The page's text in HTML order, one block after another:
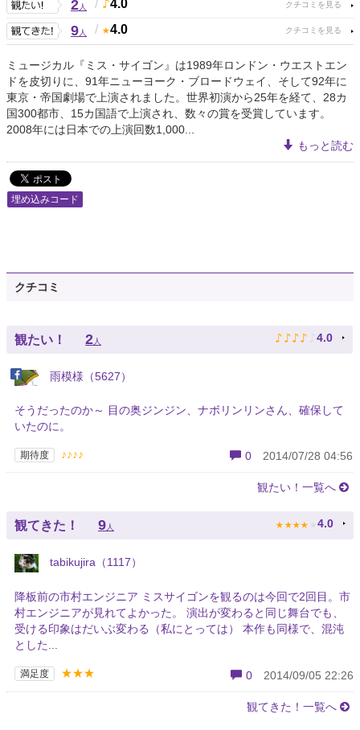
2人 / 4.0
9人 / 4.0
ミュージカル『ミス・サイゴン』は1989年ロンドン・ウエストエン
ドを皮切りに、91年ニューヨーク・ブロードウェイ、そして92年に
東京・帝国劇場で上演されました。世界初演から25年を経て、28カ
国300都市、15カ国語で上演され、数々の賞を受賞しています。
2008年には日本での上演回数1,000...
もっと読む
埋め込みコード
クチコミ
観たい！ 2人 ♪ ♪ ♪ ♪ ♪ 4.0
雨模様（5627）
そうだったのか～ 目の奥ジンジン、ナボリンリンさん、確保して
いたのに。
期待度 ♪♪♪♪ 0 2014/07/28 04:56
観たい！一覧へ
観てきた！ 9人 ★ ★ ★ ★ ★ 4.0
tabikujira（1117）
降板前の市村エンジニア ミスサイゴンを観るのは今回で2回目。市
村エンジニアが見れてよかった。 演出が変わると同じ舞台でも、
受ける印象はだいぶ変わる（私にとっては） 本作も同様で、混沌
とした...
満足度 ★★★ 0 2014/09/05 22:26
観てきた！一覧へ